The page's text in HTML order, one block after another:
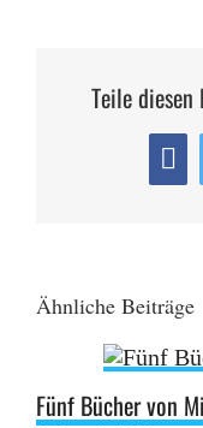
Teile
Ähnliche Beiträge
Fünf Bücher von